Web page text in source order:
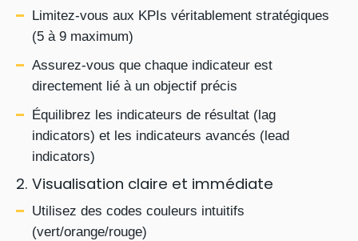
Limitez-vous aux KPIs véritablement stratégiques
(5 à 9 maximum)
Assurez-vous que chaque indicateur est
directement lié à un objectif précis
Équilibrez les indicateurs de résultat (lag
indicators) et les indicateurs avancés (lead
indicators)
2. Visualisation claire et immédiate
Utilisez des codes couleurs intuitifs
(vert/orange/rouge)